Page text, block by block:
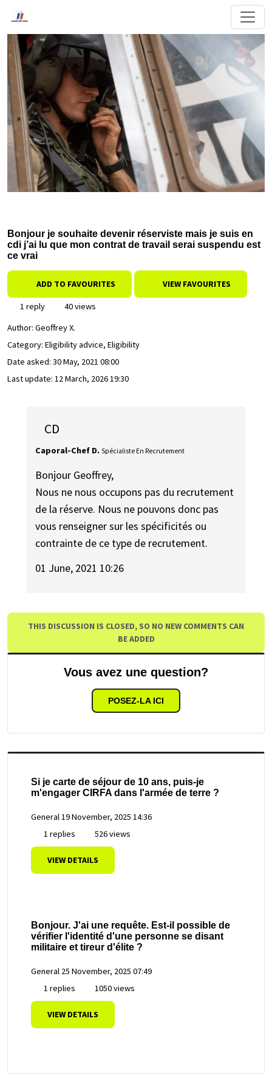
Bonjour je souhaite devenir réserviste mais je suis en
cdi j’ai lu que mon contrat de travail serai suspendu est
ce vrai
ADD TO FAVOURITES VIEW FAVOURITES
1 reply
40 views
Author: Geoffrey X.
Category: Eligibility advice, Eligibility
Date asked: 30 May, 2021 08:00
Last update: 12 March, 2026 19:30
CD
Caporal-Chef D. Spécialiste En Recrutement
Bonjour Geoffrey,
Nous ne nous occupons pas du recrutement
de la réserve. Nous ne pouvons donc pas
vous renseigner sur les spécificités ou
contrainte de ce type de recrutement.
01 June, 2021 10:26
THIS DISCUSSION IS CLOSED, SO NO NEW COMMENTS CAN
BE ADDED
Vous avez une question?
POSEZ-LA ICI
Si je carte de séjour de 10 ans, puis-je
m'engager CIRFA dans l'armée de terre ?
General19 November, 2025 14:36
1 replies
526 views
VIEW DETAILS
Bonjour. J'ai une requête. Est-il possible de
vérifier l'identité d'une personne se disant
militaire et tireur d'élite ?
General 25 November, 2025 07:49
1 replies
1050 views
VIEW DETAILS